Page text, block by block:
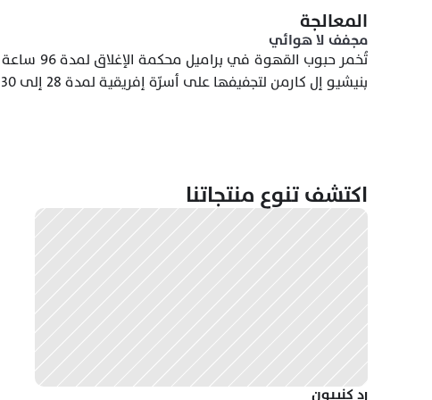
المعالجة
مجفف لا هوائي
بنيشيو إل كارمن لتجفيفها على أسرّة إفريقية لمدة 28 إلى 30 يومًا.
اكتشف تنوع منتجاتنا
رد كنيبون